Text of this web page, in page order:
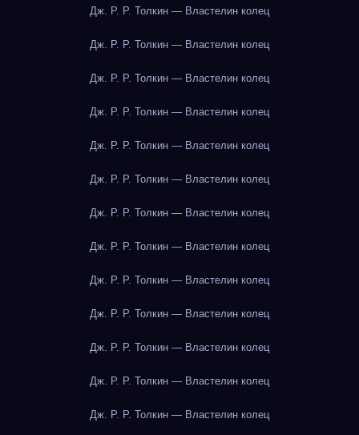
Дж. Р. Р. Толкин — Властелин колец
Дж. Р. Р. Толкин — Властелин колец
Дж. Р. Р. Толкин — Властелин колец
Дж. Р. Р. Толкин — Властелин колец
Дж. Р. Р. Толкин — Властелин колец
Дж. Р. Р. Толкин — Властелин колец
Дж. Р. Р. Толкин — Властелин колец
Дж. Р. Р. Толкин — Властелин колец
Дж. Р. Р. Толкин — Властелин колец
Дж. Р. Р. Толкин — Властелин колец
Дж. Р. Р. Толкин — Властелин колец
Дж. Р. Р. Толкин — Властелин колец
Дж. Р. Р. Толкин — Властелин колец